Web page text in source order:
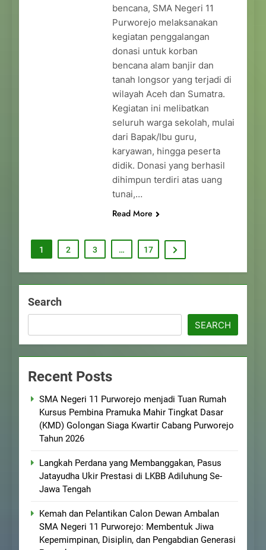
bencana, SMA Negeri 11
Purworejo melaksanakan
kegiatan penggalangan
donasi untuk korban
bencana alam banjir dan
tanah longsor yang terjadi di
wilayah Aceh dan Sumatra.
Kegiatan ini melibatkan
seluruh warga sekolah, mulai
dari Bapak/Ibu guru,
karyawan, hingga peserta
didik. Donasi yang berhasil
dihimpun terdiri atas uang
tunai,…
Read More
1 2 3 … 17
Search
SEARCH
Recent Posts
SMA Negeri 11 Purworejo menjadi Tuan Rumah
Kursus Pembina Pramuka Mahir Tingkat Dasar
(KMD) Golongan Siaga Kwartir Cabang Purworejo
Tahun 2026
Langkah Perdana yang Membanggakan, Pasus
Jatayudha Ukir Prestasi di LKBB Adiluhung Se-
Jawa Tengah
Kemah dan Pelantikan Calon Dewan Ambalan
SMA Negeri 11 Purworejo: Membentuk Jiwa
Kepemimpinan, Disiplin, dan Pengabdian Generasi